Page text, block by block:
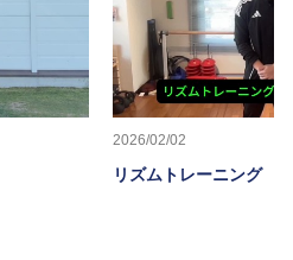
2026/02/02
リズムトレーニング